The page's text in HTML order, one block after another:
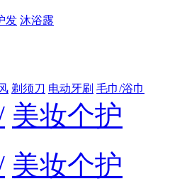
发 沐浴露
剃须刀 电动牙刷 毛巾/浴巾
美妆个护
美妆个护